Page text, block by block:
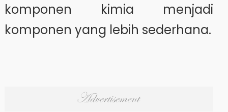
komponen kimia menjadi
komponen yang lebih sederhana.